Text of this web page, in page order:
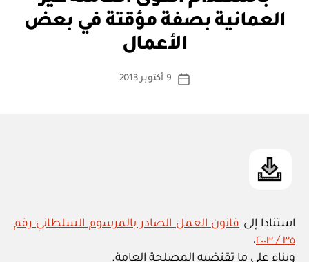
العمانية بصفة مؤقتة في بعض
الأعمال
كاتب
بو
س
ة
تاريخ
9 أكتوبر 2013
استنادا إلى قانون العمل الصادر بالمرسوم السلطاني رقم
٣٥ / ٢٠٠٣
،
وبناء على ما تقتضيه المصلحة العامة.